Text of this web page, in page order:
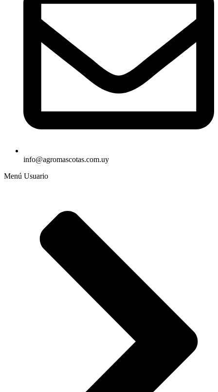
info@agromascotas.com.uy
Menú Usuario